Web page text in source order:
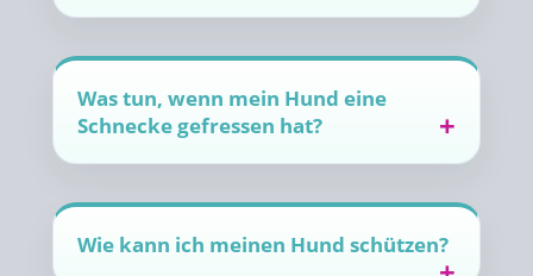
Was tun, wenn mein Hund eine
Schnecke gefressen hat?
Wie kann ich meinen Hund schützen?